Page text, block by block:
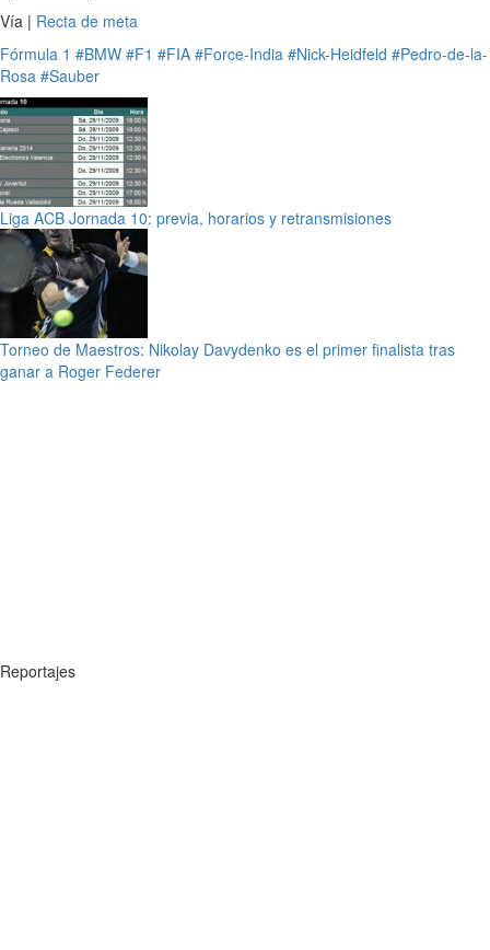
Vía | Recta de meta
Fórmula 1 #BMW #F1 #FIA #Force-India #Nick-Heidfeld #Pedro-de-la-
Rosa #Sauber
Liga ACB Jornada 10: previa, horarios y retransmisiones
Torneo de Maestros: Nikolay Davydenko es el primer finalista tras
ganar a Roger Federer
Reportajes